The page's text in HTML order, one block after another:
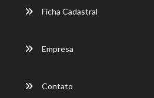
Ficha Cadastral
Empresa
Contato